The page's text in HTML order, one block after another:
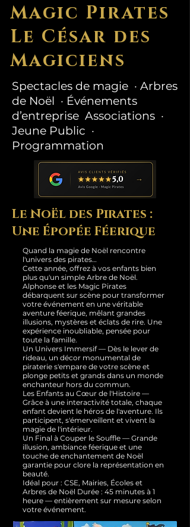
Magic Pirates
Le César des
Magiciens
Spectacles de magie · Arbres
de Noël · Événements
d’entreprise Associations ·
Jeune Public ·
Programmation
Le Noël des Pirates :
Une Épopée Féerique
Quand la magie de Noël rencontre
l'univers des pirates…
Cette année, offrez à vos enfants bien
plus qu'un simple Arbre de Noël.
Alphonse et les Magic Pirates
débarquent sur scène pour transformer
votre événement en une véritable
aventure féerique, mêlant grandes
illusions, mystères et éclats de rire. Une
expérience inoubliable, pensée pour
toute la famille.
Un Univers Immersif — Dès le lever de
rideau, un décor monumental de
piraterie s'empare de votre scène et
plonge petits et grands dans un monde
enchanteur hors du commun.
Les Enfants au Cœur de l'Histoire —
Grâce à une interactivité totale, chaque
enfant devient le héros de l'aventure. Ils
participent, s'émerveillent et vivent la
magie de l'intérieur.
Un Final à Couper le Souffle — Grande
illusion, ambiance féerique et une
touche de enchantement de Noël
garantie pour clore la représentation en
beauté.
Idéal pour : CSE, Mairies, Écoles et
Arbres de Noël Durée : 45 minutes à 1
heure — entièrement sur mesure selon
votre événement.